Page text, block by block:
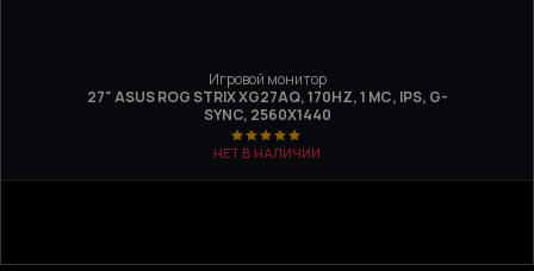
Игровой монитор
27" ASUS ROG STRIX XG27AQ, 170HZ, 1 МС, IPS, G-
SYNC, 2560X1440
НЕТ В НАЛИЧИИ